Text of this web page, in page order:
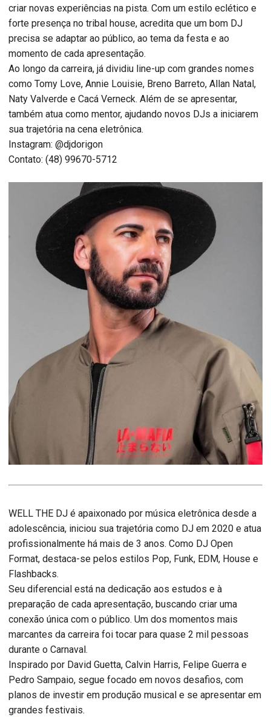
criar novas experiências na pista. Com um estilo eclético e
forte presença no tribal house, acredita que um bom DJ
precisa se adaptar ao público, ao tema da festa e ao
momento de cada apresentação.
Ao longo da carreira, já dividiu line-up com grandes nomes
como Tomy Love, Annie Louisie, Breno Barreto, Allan Natal,
Naty Valverde e Cacá Verneck. Além de se apresentar,
também atua como mentor, ajudando novos DJs a iniciarem
sua trajetória na cena eletrônica.
Instagram: @djdorigon
Contato: (48) 99670-5712
WELL THE DJ é apaixonado por música eletrônica desde a
adolescência, iniciou sua trajetória como DJ em 2020 e atua
profissionalmente há mais de 3 anos. Como DJ Open
Format, destaca-se pelos estilos Pop, Funk, EDM, House e
Flashbacks.
Seu diferencial está na dedicação aos estudos e à
preparação de cada apresentação, buscando criar uma
conexão única com o público. Um dos momentos mais
marcantes da carreira foi tocar para quase 2 mil pessoas
durante o Carnaval.
Inspirado por David Guetta, Calvin Harris, Felipe Guerra e
Pedro Sampaio, segue focado em novos desafios, com
planos de investir em produção musical e se apresentar em
grandes festivais.